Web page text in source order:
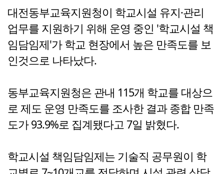
대전동부교육지원청이 학교시설 유지·관리
업무를 지원하기 위해 운영 중인 '학교시설 책
임담임제'가 학교 현장에서 높은 만족도를 보
인것으로 나타났다.
동부교육지원청은 관내 115개 학교를 대상으
로 제도 운영 만족도를 조사한 결과 종합 만족
도가 93.9%로 집계됐다고 7일 밝혔다.
학교시설 책임담임제는 기술직 공무원이 학